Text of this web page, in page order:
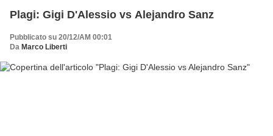
Plagi: Gigi D'Alessio vs Alejandro Sanz
Pubblicato su 20/12/AM 00:01
Da Marco Liberti